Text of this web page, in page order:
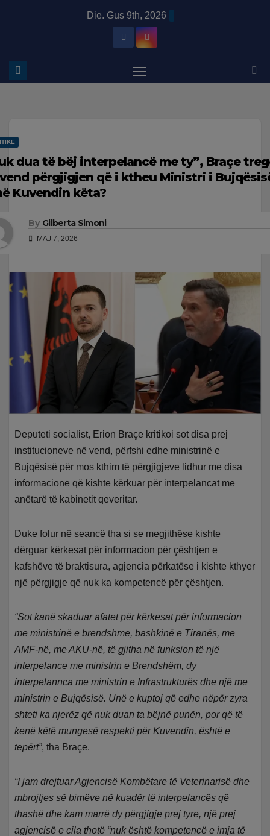
Die. Gus 9th, 2026
dua të bëj interpelancë me ty”, Braçe
përgjigjen që i ktheu Ministri i
Kuvendin këta?
By Gilberta Simoni
MAJ 7, 2026
Deputeti socialist, Erion Braçe kritikoi sot disa prej
institucioneve në vend, përfshi edhe ministrinë e
Bujqësisë për mos kthim të përgjigjeve lidhur me disa
informacione që kishte kërkuar për interpelancat me
anëtarë të kabinetit qeveritar.
Duke folur në seancë tha si se megjithëse kishte
dërguar kërkesat për informacion për çështjen e
kafshëve të braktisura, agjencia përkatëse i kishte kthyer
një përgjigje që nuk ka kompetencë për çështjen.
“Sot kanë skaduar afatet për kërkesat për informacion
me ministrinë e brendshme, bashkinë e Tiranës, me
AMF-në, me AKU-në, të gjitha në funksion të një
interpelance me ministrin e Brendshëm, dy
interpelannca me ministrin e Infrastrukturës dhe një me
ministrin e Bujqësisë. Unë e kuptoj që edhe nëpër zyra
shteti ka njerëz që nuk duan ta bëjnë punën, por që të
kenë këtë mungesë respekti për Kuvendin, është e
tepërt”, tha Braçe.
“I jam drejtuar Agjencisë Kombëtare të Veterinarisë dhe
mbrojtjes së bimëve në kuadër të interpelancës që
thashë dhe kam marrë dy përgjigje prej tyre, një prej
agjencisë e cila thotë “nuk është kompetencë e imja të